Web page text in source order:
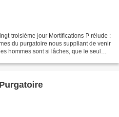
troisième jour Mortifications P rélude :
du purgatoire nous suppliant de venir
hommes sont si lâches, que le seul